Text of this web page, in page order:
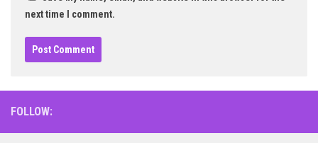
next time I comment.
FOLLOW: